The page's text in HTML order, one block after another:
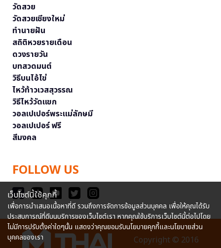
วัดสวย
วัดสวยเชียงใหม่
ทำนายฝัน
สถิติหวยรายเดือน
ดวงรายวัน
บทสวดมนต์
วิธีบนไอ้ไข่
ไหว้ท้าวเวสสุวรรณ
วิธีไหว้วัดแขก
วอลเปเปอร์พระแม่ลักษมี
วอลเปเปอร์ ฟรี
สีมงคล
FOLLOW US
Copyright © 2016
เว็บไซต์นี้ใช้คุกกี้
เพื่อการนำเสนอเนื้อหาที่ดี รวมถึงการจัดการข้อมูลส่วนบุคคล เพื่อให้คุณได้รับ
ประสบการณ์ที่ดีบนบริการของเว็บไซต์เรา หากคุณใช้บริการเว็บไซต์นี้ต่อไปโดย
ไม่มีการปรับตั้งค่าใดๆนั้น แสดงว่าคุณยอมรับนโยบายคุกกี้และนโยบายส่วน
บุคคลของเรา